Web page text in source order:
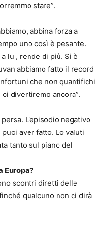
stare”.
abbina forza a
uno così è pesante.
lui, rende di più. Si è
abbiamo fatto il record
che non quantifichi
divertiremo ancora”.
L’episodio negativo
aver fatto. Lo valuti
tanto sul piano del
Europa?
scontri diretti delle
qualcuno non ci dirà